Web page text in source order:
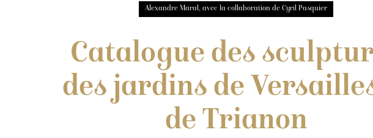
Alexandre Maral, avec la collaboration de Cyril Pasquier
Catalogue des
des jardins de
de Trianon